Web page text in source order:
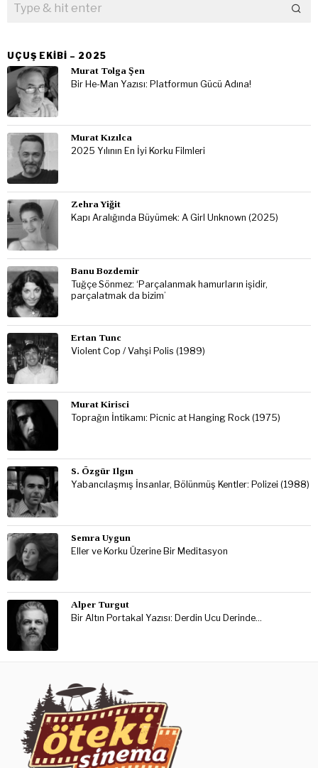
UÇUŞ EKIBI – 2025
Murat Tolga Şen
Bir He-Man Yazısı: Platformun Gücü Adına!
Murat Kızılca
2025 Yılının En İyi Korku Filmleri
Zehra Yiğit
Kapı Aralığında Büyümek: A Girl Unknown (2025)
Banu Bozdemir
Tuğçe Sönmez: ‘Parçalanmak hamurların işidir,
parçalatmak da bizim’
Ertan Tunc
Violent Cop / Vahşi Polis (1989)
Murat Kirisci
Toprağın İntikamı: Picnic at Hanging Rock (1975)
S. Özgür Ilgın
Yabancılaşmış İnsanlar, Bölünmüş Kentler: Polizei (1988)
Semra Uygun
Eller ve Korku Üzerine Bir Meditasyon
Alper Turgut
Bir Altın Portakal Yazısı: Derdin Ucu Derinde…